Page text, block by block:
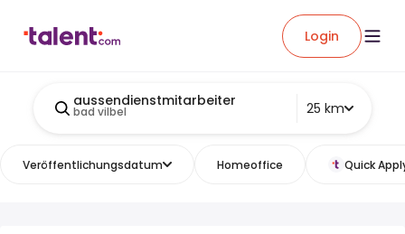
Login
aussendienstmitarbeiter
bad vilbel 25 km
Veröffentlichungsdatum Homeoffice Quick